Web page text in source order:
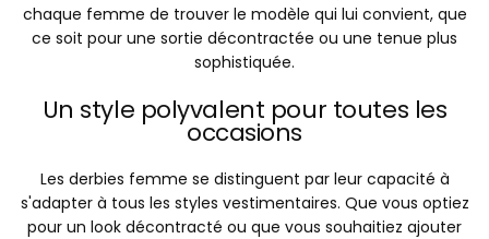
chaque femme de trouver le modèle qui lui convient, que
ce soit pour une sortie décontractée ou une tenue plus
sophistiquée.
Un style polyvalent pour toutes les
occasions
Les derbies femme se distinguent par leur capacité à
s'adapter à tous les styles vestimentaires. Que vous optiez
pour un look décontracté ou que vous souhaitiez ajouter